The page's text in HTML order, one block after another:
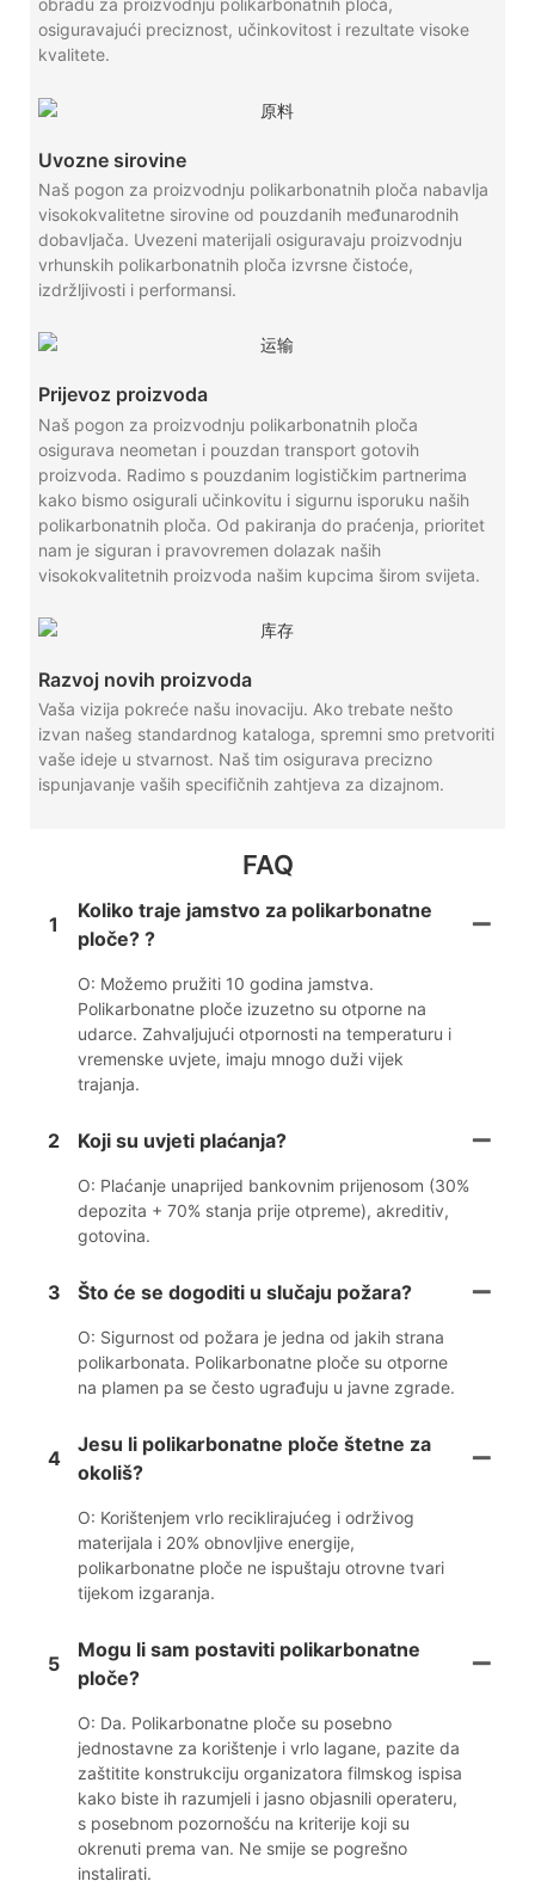
obradu za proizvodnju polikarbonatnih ploča,
osiguravajući preciznost, učinkovitost i rezultate visoke
kvalitete.
Uvozne sirovine
Naš pogon za proizvodnju polikarbonatnih ploča nabavlja
visokokvalitetne sirovine od pouzdanih međunarodnih
dobavljača. Uvezeni materijali osiguravaju proizvodnju
vrhunskih polikarbonatnih ploča izvrsne čistoće,
izdržljivosti i performansi.
Prijevoz proizvoda
Naš pogon za proizvodnju polikarbonatnih ploča
osigurava neometan i pouzdan transport gotovih
proizvoda. Radimo s pouzdanim logističkim partnerima
kako bismo osigurali učinkovitu i sigurnu isporuku naših
polikarbonatnih ploča. Od pakiranja do praćenja, prioritet
nam je siguran i pravovremen dolazak naših
visokokvalitetnih proizvoda našim kupcima širom svijeta.
Razvoj novih proizvoda
Vaša vizija pokreće našu inovaciju. Ako trebate nešto
izvan našeg standardnog kataloga, spremni smo pretvoriti
vaše ideje u stvarnost. Naš tim osigurava precizno
ispunjavanje vaših specifičnih zahtjeva za dizajnom.
FAQ
1
Koliko traje jamstvo za polikarbonatne
ploče? ?
O: Možemo pružiti 10 godina jamstva.
Polikarbonatne ploče izuzetno su otporne na
udarce. Zahvaljujući otpornosti na temperaturu i
vremenske uvjete, imaju mnogo duži vijek
trajanja.
2 Koji su uvjeti plaćanja?
O: Plaćanje unaprijed bankovnim prijenosom (30%
depozita + 70% stanja prije otpreme), akreditiv,
gotovina.
3 Što će se dogoditi u slučaju požara?
O: Sigurnost od požara je jedna od jakih strana
polikarbonata. Polikarbonatne ploče su otporne
na plamen pa se često ugrađuju u javne zgrade.
4
Jesu li polikarbonatne ploče štetne za
okoliš?
O: Korištenjem vrlo reciklirajućeg i održivog
materijala i 20% obnovljive energije,
polikarbonatne ploče ne ispuštaju otrovne tvari
tijekom izgaranja.
5
Mogu li sam postaviti polikarbonatne
ploče?
O: Da. Polikarbonatne ploče su posebno
jednostavne za korištenje i vrlo lagane, pazite da
zaštitite konstrukciju organizatora filmskog ispisa
kako biste ih razumjeli i jasno objasnili operateru,
s posebnom pozornošću na kriterije koji su
okrenuti prema van. Ne smije se pogrešno
instalirati.